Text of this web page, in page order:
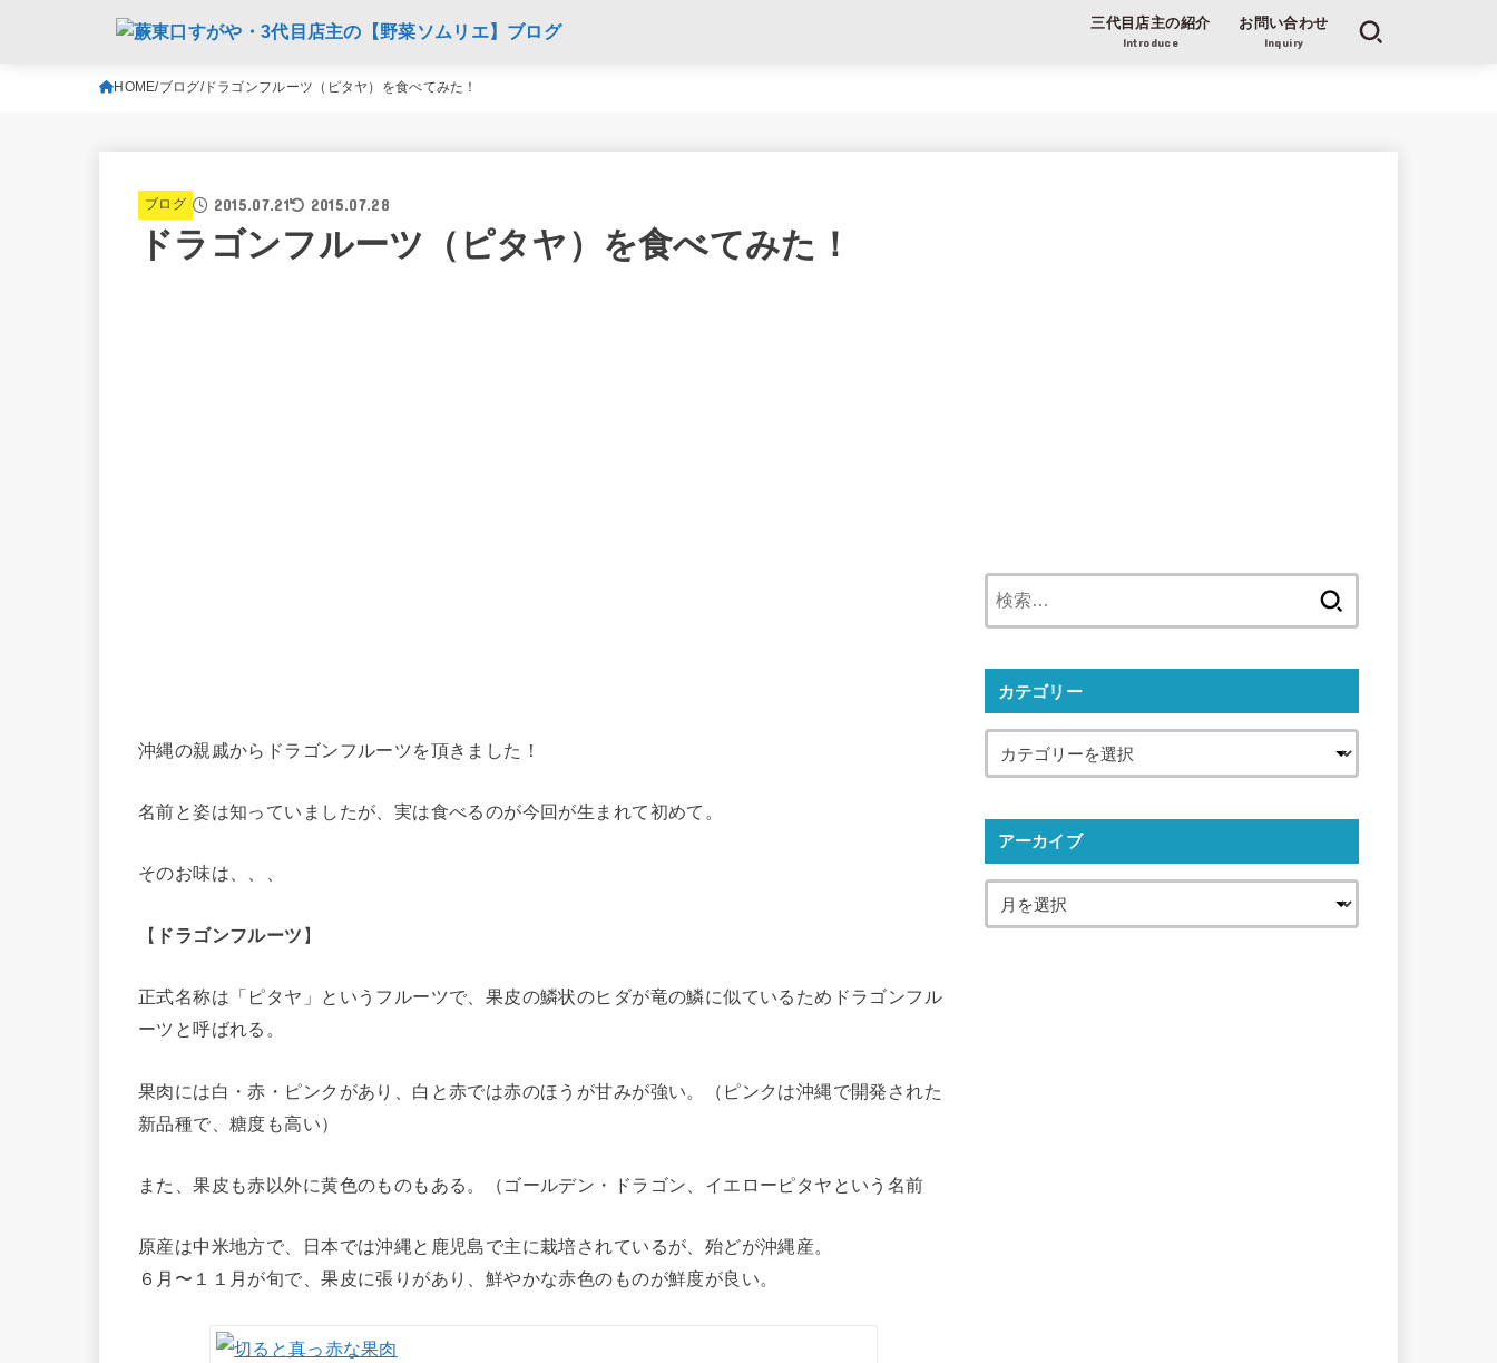
三代目店主の紹介
Introduce
お問い合わせ
Inquiry
HOME ブログ ドラゴンフルーツ（ピタヤ）を食べてみた！
ブログ 2015.07.21 2015.07.28
ドラゴンフルーツ（ピタヤ）を食べてみた！
沖縄の親戚からドラゴンフルーツを頂きました！
名前と姿は知っていましたが、実は食べるのが今回が生まれて初めて。
そのお味は、、、
【 ドラゴンフルーツ 】
正式名称は「ピタヤ」というフルーツで、果皮の鱗状のヒダが竜の鱗に似ているためドラゴンフル
ーツと呼ばれる。
果肉には白・赤・ピンクがあり、白と赤では赤のほうが甘みが強い。（ピンクは沖縄で開発された
新品種で、糖度も高い）
また、果皮も赤以外に黄色のものもある。（ゴールデン・ドラゴン、イエローピタヤという名前
原産は中米地方で、日本では沖縄と鹿児島で主に栽培されているが、殆どが沖縄産。
６月〜１１月が旬で、果皮に張りがあり、鮮やかな赤色のものが鮮度が良い。
カテゴリー
アーカイブ